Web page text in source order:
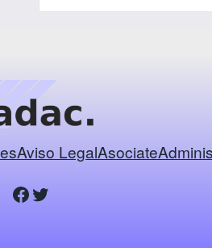
Aviso LegalAsociate